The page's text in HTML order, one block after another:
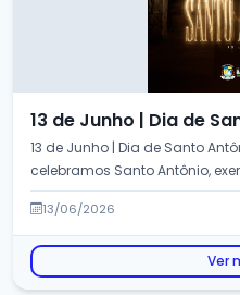
13 de Junho | Dia de
13 de Junho | Dia de Santo
celebramos Santo Antônio,
13/06/2026
Ver